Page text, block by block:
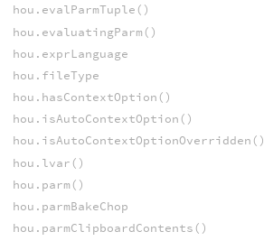
hou.evalParmTuple()
hou.evaluatingParm()
hou.exprLanguage
hou.fileType
hou.hasContextOption()
hou.isAutoContextOption()
hou.isAutoContextOptionOverridden()
hou.lvar()
hou.parm()
hou.parmBakeChop
hou.parmClipboardContents()